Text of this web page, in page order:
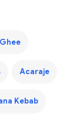
Acaraje
Kebab